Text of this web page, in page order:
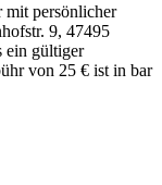
mit persönlicher
9, 47495
ein gültiger
von 25 € ist in bar